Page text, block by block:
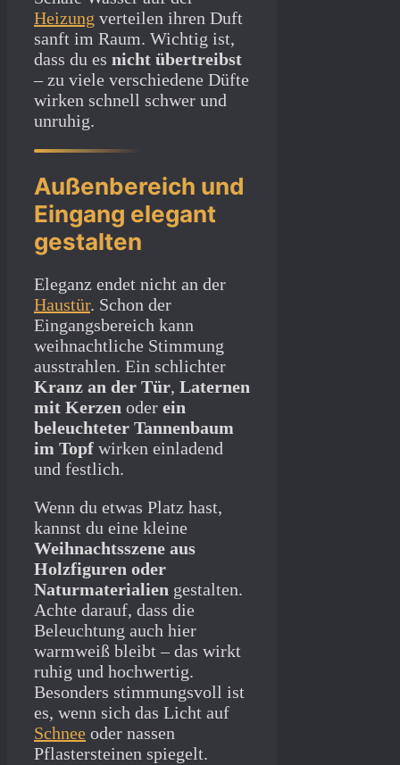
Heizung verteilen ihren Duft
sanft im Raum. Wichtig ist,
dass du es nicht übertreibst
– zu viele verschiedene Düfte
wirken schnell schwer und
unruhig.
Außenbereich und
Eingang elegant
gestalten
Eleganz endet nicht an der
Haustür. Schon der
Eingangsbereich kann
weihnachtliche Stimmung
ausstrahlen. Ein schlichter
Kranz an der Tür, Laternen
mit Kerzen oder ein
beleuchteter Tannenbaum
im Topf wirken einladend
und festlich.
Wenn du etwas Platz hast,
kannst du eine kleine
Weihnachtsszene aus
Holzfiguren oder
Naturmaterialien gestalten.
Achte darauf, dass die
Beleuchtung auch hier
warmweiß bleibt – das wirkt
ruhig und hochwertig.
Besonders stimmungsvoll ist
es, wenn sich das Licht auf
Schnee oder nassen
Pflastersteinen spiegelt.